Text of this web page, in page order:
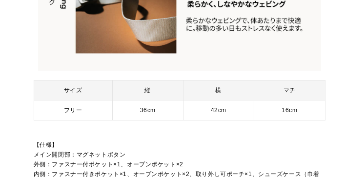
サイズ 縦 横 マチ
フリー 36cm 42cm 16cm
【仕様】
メイン開閉部：マグネットボタン
外側：ファスナー付ポケット×1、オープンポケット×2
内側：ファスナー付きポケット×1、オープンポケット×2、取り外し可ポーチ×1、シューズケース（巾着